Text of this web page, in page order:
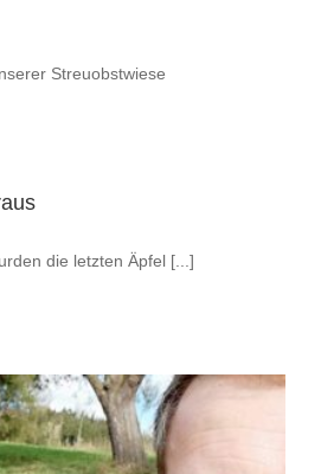
Streuobstwiese
die letzten Äpfel [...]